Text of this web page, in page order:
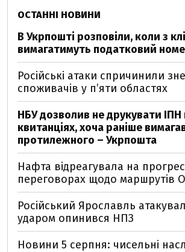
ОСТАННІ НОВИНИ
В Укрпошті розповіли, коли з
вимагатимуть податковий
Російські атаки спричинили
споживачів у п’яти областях
НБУ дозволив не друкувати ІПН
квитанціях, хоча раніше
протилежного – Укрпошта
Нафта відреагувала на
переговорах щодо маршрутів
Російський Ярославль
ударом опинився НПЗ
Новини 5 серпня: чисельні